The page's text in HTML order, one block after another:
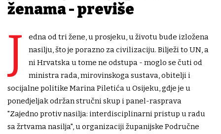
ženama - previše
J
edna od tri žene, u prosjeku, u životu bude izložena
nasilju, što je porazno za civilizaciju. Bilježi to UN, a
ni Hrvatska u tome ne odstupa - moglo se čuti od
ministra rada, mirovinskoga sustava, obitelji i
socijalne politike Marina Piletića u Osijeku, gdje je u
ponedjeljak održan stručni skup i panel-rasprava
"Zajedno protiv nasilja: interdisciplinarni pristup u radu
sa žrtvama nasilja", u organizaciji županijske Područne